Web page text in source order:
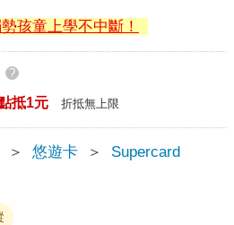
孩童上學不中斷！
?
抵1元 折抵無上限
＞ 悠遊卡 ＞ Supercard